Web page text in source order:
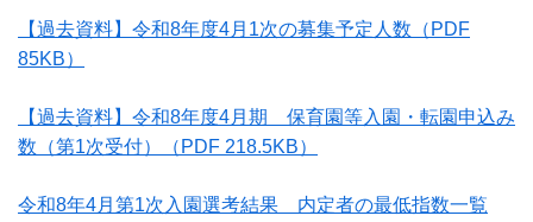
【過去資料】令和8年度4月1次の募集予定人数 （PDF
85KB）
【過去資料】令和8年度4月期 保育園等入園・転園申込み
数（第1次受付）
（PDF 218.5KB）
令和8年4月第1次入園選考結果 内定者の最低指数一覧